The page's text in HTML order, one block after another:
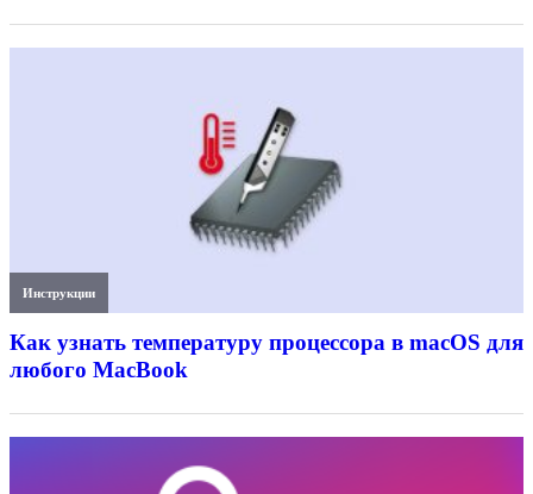
Инструкции
Как узнать температуру процессора в macOS для
любого MacBook